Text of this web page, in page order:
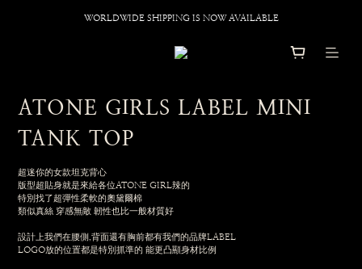
WORLDWIDE SHIPPING IS NOW AVAILABLE
ATONE GIRLS LABEL MINI
TANK TOP
超迷你的女款坦克背心
版型超貼身就是來給各位ATONE GIRL辣的
特別找了超彈性柔軟的奧黛爾棉
類似真絲 穿感無敵 韌性也比一般材質好
設計上我們在腰側,背面還有胸前都有我們的品牌LABEL
LOGO放的位置都是特別抓準的 能更凸顯身材比例